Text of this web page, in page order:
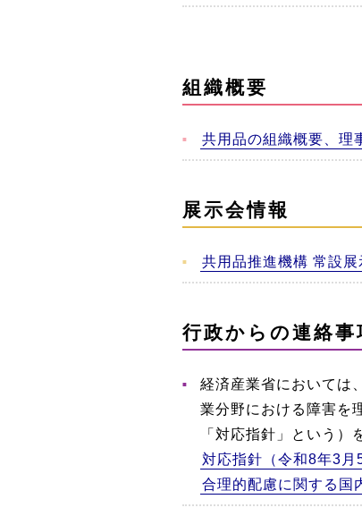
組織概要
共用品の組織概要、理
展示会情報
共用品推進機構 常設展
行政からの連絡事
経済産業省においては
業分野における障害を
「対応指針」という
対応指針（令和8年3月
合理的配慮に関する国